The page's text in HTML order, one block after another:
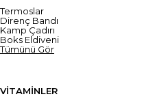
Termoslar
Direnç Bandı
Kamp Çadırı
Boks Eldiveni
Tümünü Gör
VİTAMİNLER